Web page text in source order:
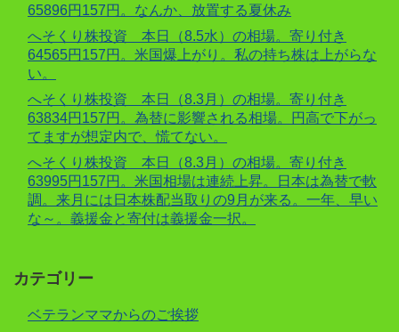
65896円157円。なんか、放置する夏休み
へそくり株投資 本日（8.5水）の相場。寄り付き
64565円157円。米国爆上がり。私の持ち株は上がらな
い。
へそくり株投資 本日（8.3月）の相場。寄り付き
63834円157円。為替に影響される相場。円高で下がっ
てますが想定内で、慌てない。
へそくり株投資 本日（8.3月）の相場。寄り付き
63995円157円。米国相場は連続上昇。日本は為替で軟
調。来月には日本株配当取りの9月が来る。一年、早い
な～。義援金と寄付は義援金一択。
カテゴリー
ベテランママからのご挨拶